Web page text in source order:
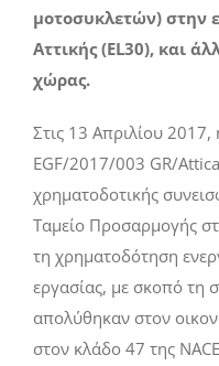
μοτοσυκλετών) στην
Αττικής (EL30), και
χώρας.
Στις 13 Απριλίου
EGF/2017/003 GR/
χρηματοδοτικής
Ταμείο Προσαρμογής
τη χρηματοδότηση
εργασίας, με σκοπό τη
απολύθηκαν στον
στον κλάδο 47 της